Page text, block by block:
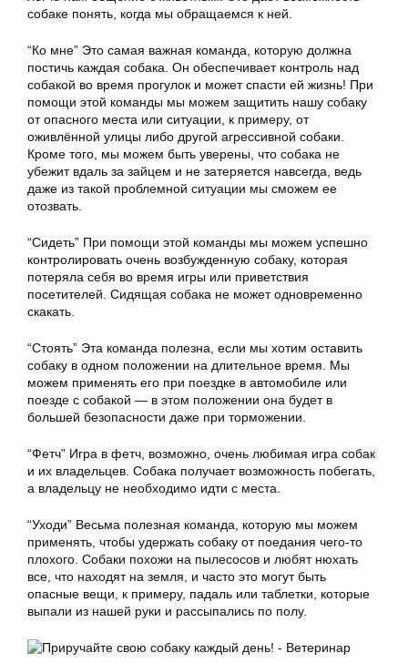
собаке понять, когда мы обращаемся к ней.
“Ко мне” Это самая важная команда, которую должна
постичь каждая собака. Он обеспечивает контроль над
собакой во время прогулок и может спасти ей жизнь! При
помощи этой команды мы можем защитить нашу собаку
от опасного места или ситуации, к примеру, от
оживлённой улицы либо другой агрессивной собаки.
Кроме того, мы можем быть уверены, что собака не
убежит вдаль за зайцем и не затеряется навсегда, ведь
даже из такой проблемной ситуации мы сможем ее
отозвать.
“Сидеть” При помощи этой команды мы можем успешно
контролировать очень возбужденную собаку, которая
потеряла себя во время игры или приветствия
посетителей. Сидящая собака не может одновременно
скакать.
“Стоять” Эта команда полезна, если мы хотим оставить
собаку в одном положении на длительное время. Мы
можем применять его при поездке в автомобиле или
поезде с собакой — в этом положении она будет в
большей безопасности даже при торможении.
“Фетч” Игра в фетч, возможно, очень любимая игра собак
и их владельцев. Собака получает возможность побегать,
а владельцу не необходимо идти с места.
“Уходи” Весьма полезная команда, которую мы можем
применять, чтобы удержать собаку от поедания чего-то
плохого. Собаки похожи на пылесосов и любят нюхать
все, что находят на земля, и часто это могут быть
опасные вещи, к примеру, падаль или таблетки, которые
выпали из нашей руки и рассыпались по полу.